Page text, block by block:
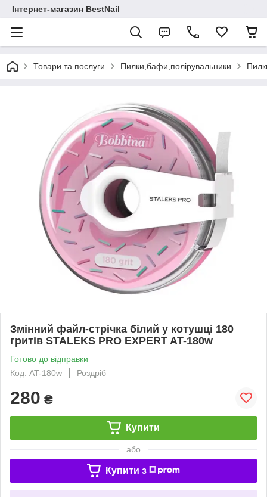
Інтернет-магазин BestNail
Товари та послуги Пилки,бафи,полірувальники
Змінний файл-стрічка білий у котушці 180
гритів STALEKS PRO EXPERT AT-180w
Готово до відправки
Код: AT-180w
Роздріб
280 ₴
Купити
або
Купити з